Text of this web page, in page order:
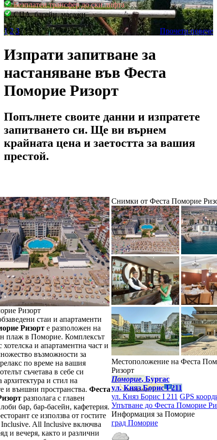
Безплатен трансфер до ски лифта
СПА, басейн, масажи
Прочети повече
1 2 3
Изпрати запитване за
настаняване във Феста
Поморие Ризорт
Попълнете своите данни и изпратете
запитването си. Ще ви върнем
крайната цена и заетостта за вашия
престой.
Ризорт
стаи и апартаменти
Ризорт е разположен на
плаж в Поморие. Комплексът
хотелска и апартаментна част и
възможности за
по време на вашия
съчетава в себе си
и стил на
и външни пространства. Феста
разполага с главен
бар, бар-басейн, кафетерия.
се използва от гостите
All Inclusive включва
и вечеря, както и различни
Снимки от Феста Поморие
Местоположение на Феста
Ризорт
Поморие, Бургас
ул. Княз Борис I 211
ул. Княз Борис I 211 GPS
Упътване до Феста Поморие
Информация за Поморие
град Поморие